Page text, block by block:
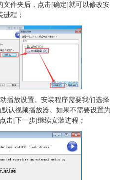
件夹后，点击[确定]就可以修改安
程；
播放设置。安装程序需要我们选择
认视频播放器。如果不需要设置为
击[下一步]继续安装进程；